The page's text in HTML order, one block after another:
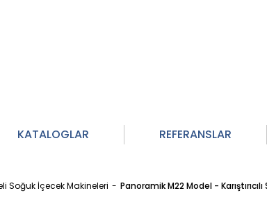
KATALOGLAR REFERANSLAR
Soğuk İçecek Makineleri Panoramik M22 Model -